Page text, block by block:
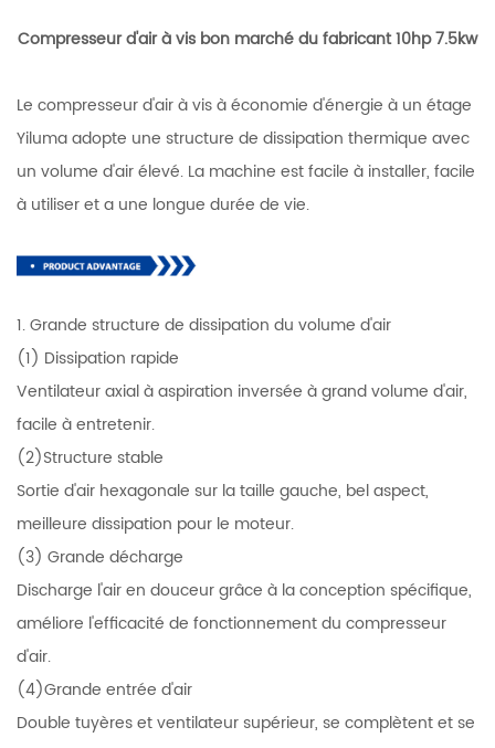
Compresseur d'air à vis bon marché du fabricant 10hp 7.5kw
Le compresseur d'air à vis à économie d'énergie à un étage
Yiluma adopte une structure de dissipation thermique avec
un volume d'air élevé. La machine est facile à installer, facile
à utiliser et a une longue durée de vie.
1. Grande structure de dissipation du volume d'air
(1) Dissipation rapide
Ventilateur axial à aspiration inversée à grand volume d'air,
facile à entretenir.
(2)Structure stable
Sortie d'air hexagonale sur la taille gauche, bel aspect,
meilleure dissipation pour le moteur.
(3) Grande décharge
Discharge l'air en douceur grâce à la conception spécifique,
améliore l'efficacité de fonctionnement du compresseur
d'air.
(4)Grande entrée d'air
Double tuyères et ventilateur supérieur, se complètent et se